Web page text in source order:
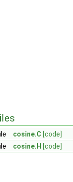
cosine.C [code]
cosine.H [code]